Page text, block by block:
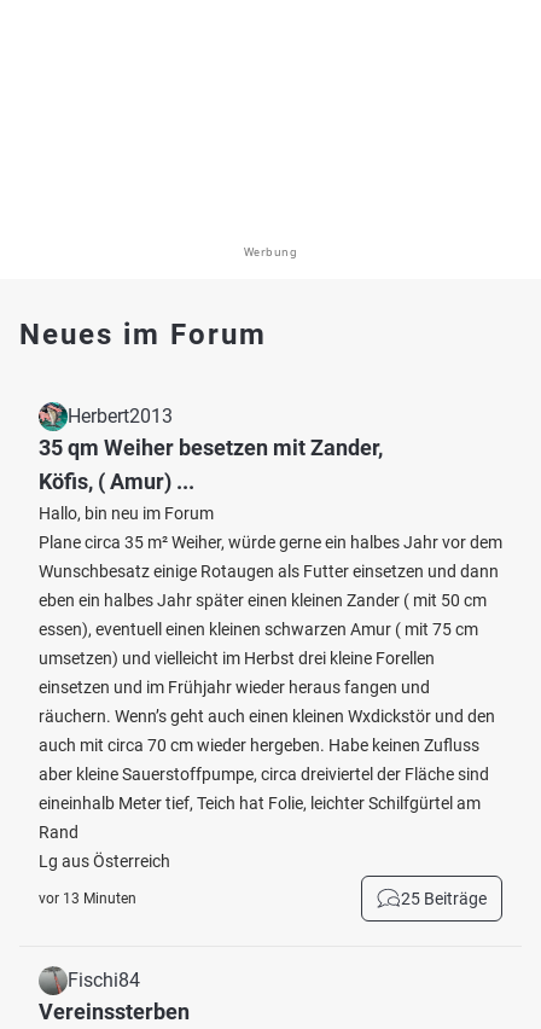
Werbung
Neues im Forum
Herbert2013
35 qm Weiher besetzen mit Zander,
Köfis, ( Amur) ...
Hallo, bin neu im Forum
Plane circa 35 m² Weiher, würde gerne ein halbes Jahr vor dem
Wunschbesatz einige Rotaugen als Futter einsetzen und dann
eben ein halbes Jahr später einen kleinen Zander ( mit 50 cm
essen), eventuell einen kleinen schwarzen Amur ( mit 75 cm
umsetzen) und vielleicht im Herbst drei kleine Forellen
einsetzen und im Frühjahr wieder heraus fangen und
räuchern. Wenn’s geht auch einen kleinen Wxdickstör und den
auch mit circa 70 cm wieder hergeben. Habe keinen Zufluss
aber kleine Sauerstoffpumpe, circa dreiviertel der Fläche sind
eineinhalb Meter tief, Teich hat Folie, leichter Schilfgürtel am
Rand
Lg aus Österreich
vor 13 Minuten 25 Beiträge
Fischi84
Vereinssterben